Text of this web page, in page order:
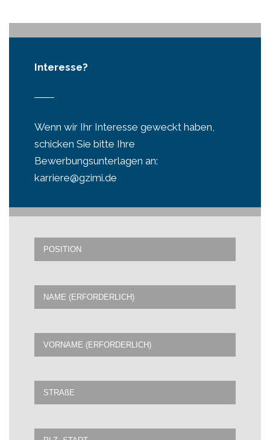
Interesse?
Wenn wir Ihr Interesse geweckt haben,
schicken Sie bitte Ihre
Bewerbungsunterlagen an:
karriere@gzimi.de